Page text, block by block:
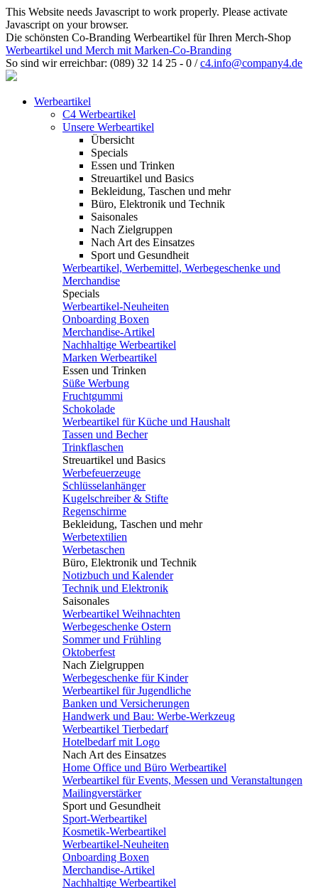
This Website needs Javascript to work properly. Please activate
Javascript on your browser.
Die schönsten Co-Branding Werbeartikel für Ihren Merch-Shop
Werbeartikel und Merch mit Marken-Co-Branding
So sind wir erreichbar: (089) 32 14 25 - 0 /c4.info@company4.de
Werbeartikel
C4 Werbeartikel
Unsere Werbeartikel
Übersicht
Specials
Essen und Trinken
Streuartikel und Basics
Bekleidung, Taschen und mehr
Büro, Elektronik und Technik
Saisonales
Nach Zielgruppen
Nach Art des Einsatzes
Sport und Gesundheit
Werbeartikel, Werbemittel, Werbegeschenke und
Merchandise
Specials
Werbeartikel-Neuheiten
Onboarding Boxen
Merchandise-Artikel
Nachhaltige Werbeartikel
Marken Werbeartikel
Essen und Trinken
Süße Werbung
Fruchtgummi
Schokolade
Werbeartikel für Küche und Haushalt
Tassen und Becher
Trinkflaschen
Streuartikel und Basics
Werbefeuerzeuge
Schlüsselanhänger
Kugelschreiber & Stifte
Regenschirme
Bekleidung, Taschen und mehr
Werbetextilien
Werbetaschen
Büro, Elektronik und Technik
Notizbuch und Kalender
Technik und Elektronik
Saisonales
Werbeartikel Weihnachten
Werbegeschenke Ostern
Sommer und Frühling
Oktoberfest
Nach Zielgruppen
Werbegeschenke für Kinder
Werbeartikel für Jugendliche
Banken und Versicherungen
Handwerk und Bau: Werbe-Werkzeug
Werbeartikel Tierbedarf
Hotelbedarf mit Logo
Nach Art des Einsatzes
Home Office und Büro Werbeartikel
Werbeartikel für Events, Messen und Veranstaltungen
Mailingverstärker
Sport und Gesundheit
Sport-Werbeartikel
Kosmetik-Werbeartikel
Werbeartikel-Neuheiten
Onboarding Boxen
Merchandise-Artikel
Nachhaltige Werbeartikel